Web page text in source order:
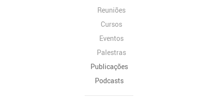
Reuniões
Cursos
Eventos
Palestras
Publicações
Podcasts